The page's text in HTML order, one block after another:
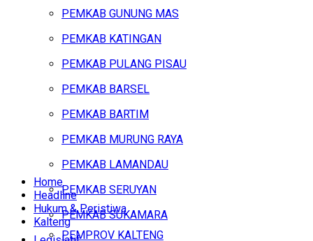
PEMKAB GUNUNG MAS
PEMKAB KATINGAN
PEMKAB PULANG PISAU
PEMKAB BARSEL
PEMKAB BARTIM
PEMKAB MURUNG RAYA
PEMKAB LAMANDAU
PEMKAB SERUYAN
PEMKAB SUKAMARA
Home
Headline
Hukum & Peristiwa
Kalteng
PEMPROV KALTENG